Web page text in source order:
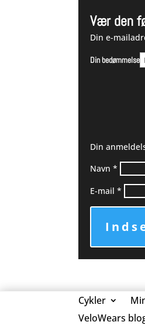
Vær den
Din e-
Din bedømmelse
Din
Navn*
E-mail*
Cykler
VeloWears